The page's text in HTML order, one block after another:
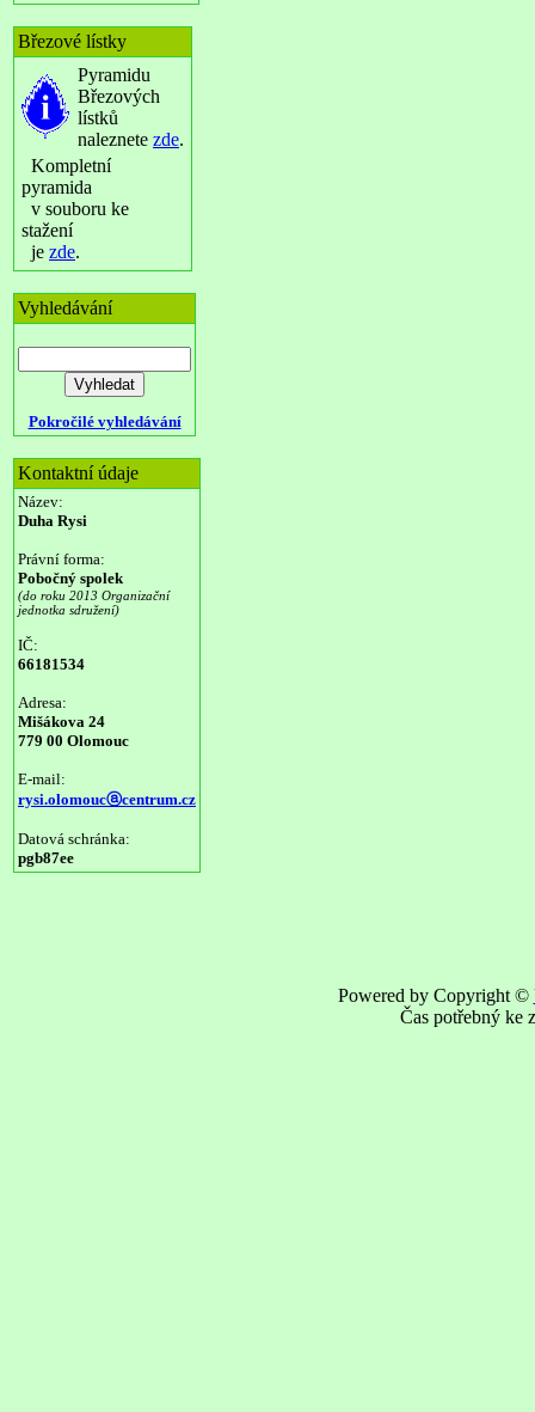
Březové lístky
Pyramidu
Březových
lístků
naleznete zde.
Kompletní
pyramida
v souboru ke
stažení
je zde.
Vyhledávání
Pokročilé vyhledávání
Kontaktní údaje
Název:
Duha Rysi
Právní forma:
Pobočný spolek
(do roku 2013 Organizační
jednotka sdružení)
IČ:
66181534
Adresa:
Mišákova 24
779 00 Olomouc
E-mail:
rysi.olomoucⓐcentrum.cz
Datová schránka:
pgb87ee
Powered by Copyright ©
Čas potřebný ke